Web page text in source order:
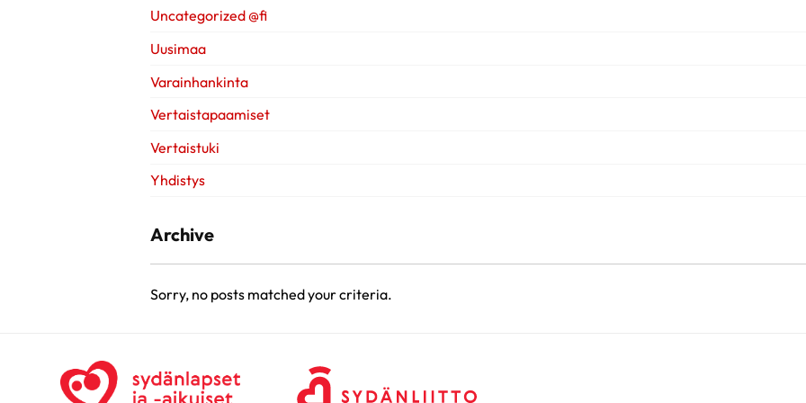
Uncategorized @fi
Uusimaa
Varainhankinta
Vertaistapaamiset
Vertaistuki
Yhdistys
Archive
Sorry, no posts matched your criteria.